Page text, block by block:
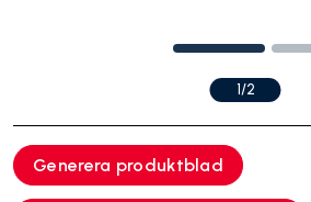
1/2
Generera produktblad